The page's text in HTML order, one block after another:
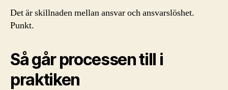
Det är skillnaden mellan ansvar och ansvarslöshet.
Punkt.
Så går processen till i
praktiken